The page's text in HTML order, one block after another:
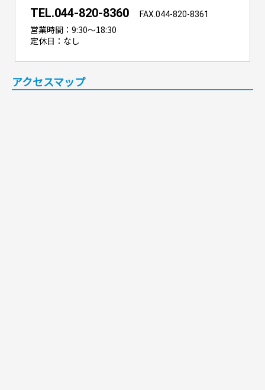
TEL.044-820-8360 FAX.044-820-8361
営業時間：9:30～18:30
定休日：なし
アクセスマップ